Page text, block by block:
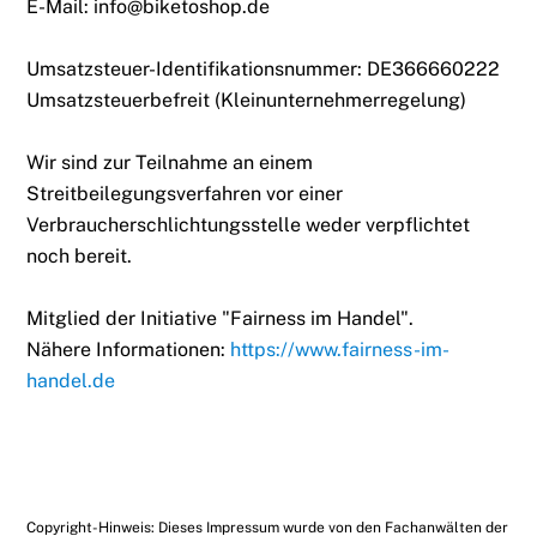
E-Mail: info@biketoshop.de
Umsatzsteuer-Identifikationsnummer: DE366660222
Umsatzsteuerbefreit (Kleinunternehmerregelung)
Wir sind zur Teilnahme an einem
Streitbeilegungsverfahren vor einer
Verbraucherschlichtungsstelle weder verpflichtet
noch bereit.
Mitglied der Initiative "Fairness im Handel".
Nähere Informationen: https://www.fairness-im-
handel.de
Copyright-Hinweis: Dieses Impressum wurde von den Fachanwälten der